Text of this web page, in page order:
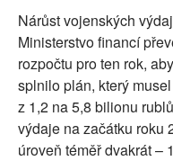
Nárůst vojenských
Ministerstvo financí
rozpočtu pro ten rok,
splnilo plán, který
z 1,2 na 5,8 bilionu
výdaje na začátku roku
úroveň téměř dvakrát –